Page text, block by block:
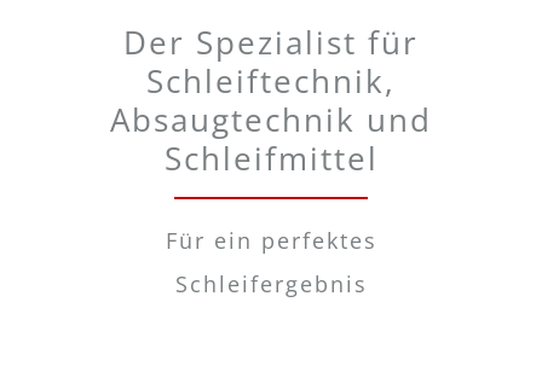
Der Spezialist für
Schleiftechnik,
Absaugtechnik und
Schleifmittel
Für ein perfektes
Schleifergebnis